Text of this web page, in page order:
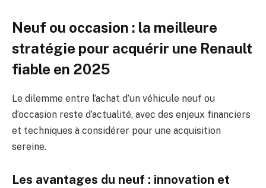
Neuf ou occasion : la meilleure
stratégie pour acquérir une Renault
fiable en 2025
Le dilemme entre l’achat d’un véhicule neuf ou
d’occasion reste d’actualité, avec des enjeux financiers
et techniques à considérer pour une acquisition
sereine.
Les avantages du neuf : innovation et